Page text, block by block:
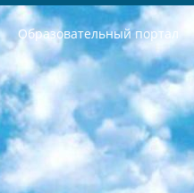
Образовательный портал
РЕСПУБЛИКА УЗБЕКИСТАН МИНИСТРЕРСТВО ДОШКОЛЬНОГО И ШКОЛЬНОГО ОБРАЗОВАНИЯ КОМАНДА в общеобразовательных учреждениях в 2023-2024 учебном году организация и проведение итоговой государственной аттестации обучающихся о Министра дошкольного и школьного образования Республики Узбекистан от 4 марта 2008 года (постановлением Минюста от 20 марта 2008 года № 1778 государственной регистрации) «Итоговое состояние учащихся общего среднего образования на основании положения об утверждении положения об аттестации общего среднего образования выпускной экзамен студентов в образовательных учреждениях в 2023-2024 учебном году В целях организации и прохождения аттестации приказываю: 1. Следующее: перечень предметов, по которым будет проводиться итоговая государственная аттестация и экзамен формы перевода согласно приложению 1; сертификаты международного образца, оценивающие уровень владения иностранными языками перечень согласно приложению 2; 2. Педагогический при специализированных образовательных учреждениях. научно-практический центр квалификации и международной оценки (Д.Давидова) 2024 г. До 25 марта: задания по предметам, по которым будет проводиться итоговая аттестация разработка и утверждение технических условий; итоговая аттестация на основании разработанного предметного задания разработка вопросов по предметам (устно и письменно), экзамен передача; общеобразовательные средние школы и специальные учебные заведения учащиеся выпускных классов школ и интернатов в агентской системе подготовка базы данных экзаменационных материалов и критериев оценки; перевод базы экзаменационных материалов на все языки обучения подать в Республиканский образовательный центр для изготовления; варианты экзаменов на основе разработанных контрольных материалов пусть будут поставлены задачи формирования. 3. Республиканский образовательный центр (Ш.Худайкулов) до 5 апреля 2024 года. до: база данных предоставленных экзаменационных материалов на все языки обучения перевод и экспертиза; для слепых, слабовидящих, глухих, слабослышащих и умственно отсталых детей учащиеся выпускных классов специализированных школ и школ-интернатов база данных экзаменационных материалов на всех преподаваемых языках подготовка критериев оценки; специализированные школы для умственно отсталых детей и технологии для учащихся выпускных классов школ-интернатов разработка соответствующих рекомендаций и критериев проведения ЕГЭ по естествознанию давать задания. 4. Педагогический при специализированных образовательных учреждениях. Научно-практический центр навыков и международной оценки (Д.Давидова), Республика образовательный центр (Худайкулов Ш.) итоговый государственный аттестационный экзамен ориентирован на творческое и логическое мышление при подготовке базы материалов учитывать введение заданий. 5. Следует отметить, что: сертификат государственного образца о знании общеобразовательного предмета и как минимум национальный уровень B1 по предметам на иностранных языках, указанным в Приложении 2. или международно признанный сертификат эквивалентного уровня студенты, изучающие определенный предмет, освобождаются от экзамена; по соответствующим предметам запланирована итоговая государственная аттестация за день до дня, путем жеребьевки Рабочей группой (в письменной форме по предметам, проводимым в форме) из числа сформированных вариантов выбрано 2 варианта; 2 выбранных варианта экзамена анонсированы на официальном сайте министерства и все выпускники по всей стране на основе этих вариантов проводит итоговую государственную аттестацию. 6. Государственное образование учащихся средних общеобразовательных учреждений. знания в соответствии с квалификационными требованиями, которые необходимо приобрести на основании стандартов итоговый (выпускной) контроль для 9 и 11 классов в целях тестирования Экзамены (далее – экзамены) состоят из предметов, перечисленных в приложении 1. будет сделано. 7. Экзамены пройдут с 26 мая по 15 июня 2024 г. (кроме науки физического воспитания). 8. Физическая для учащихся 9 классов общесредних образовательных учреждений. Экзамены по предмету «Образование, квалификация медицина» 1-6 мая 2024 года. сотрудники перевести под присмотр (с отклонениями в физическом или умственном развитии) специализированная школа для детей, школы-интернаты и со сколиозом школы-интернаты санаторного типа для больных детей исключены). 9. Он был слепым, слабовидящим и имел нарушения опорно-двигательного аппарата. экзамены в специализированных школах и интернатах для детей должны проводиться исходя из требований, предъявляемых к общеобразовательным учреждениям (физкультура кроме науки). 10. Специализированная школа для глухих и слабослышащих детей. и экзамены в интернатах и быть реализован в виде письменного теста по математике. 11. Специальность для умственно отсталых детей. Для 9 класса Родной язык и литературное письмо Государственный язык (язык обучения – узбекский). для неклассов) написано Математическое письмо Письменная/устная история Узбекистана Физическое воспитание практично Итоговый контроль Для 11 класса Написание родного языка и литературы (эссе) Математическое письмо Узбекский язык (обучение на узбекском языке) не посещающее общее среднее образование для учреждений)/Образовательное учреждение выбор письменный и устный Иностранный язык письменный/устный Письменная/устная история Узбекистана *По выбору студента:  Химия  Физика  Основы государственного права  География 10 бесплатных образовательных ресурсов - Мы составили подборку онлайн-проектов с интерактивными упражнениями, видеолекциями и статьями. Они помогут вам обрести новые и освежить старые знания бесплатно. 1. «ИНТУИТ» Старейшая образовательная площадка Рунета. Здесь вы